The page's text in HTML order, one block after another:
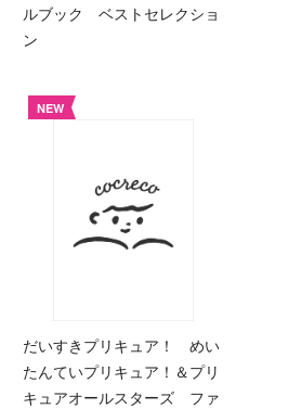
ルブック ベストセレクショ
ン
NEW
だいすきプリキュア！ めい
たんていプリキュア！＆プリ
キュアオールスターズ ファ